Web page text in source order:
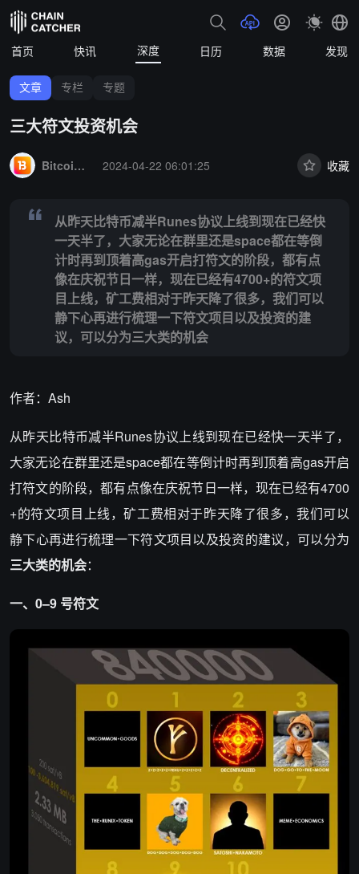
首页 快讯 深度 日历 数据 发现
文章 专栏 专题
三大符文投资机会
BitcoinSquare
2024-04-22 06:01:25 收藏
从昨天比特币减半Runes协议上线到现在已经快
一天半了，大家无论在群里还是space都在等倒
计时再到顶着高gas开启打符文的阶段，都有点
像在庆祝节日一样，现在已经有4700+的符文项
目上线，矿工费相对于昨天降了很多，我们可以
静下心再进行梳理一下符文项目以及投资的建
议，可以分为三大类的机会
作者：Ash
从昨天比特币减半Runes协议上线到现在已经快一天半了，
大家无论在群里还是space都在等倒计时再到顶着高gas开启
打符文的阶段，都有点像在庆祝节日一样，现在已经有4700
+的符文项目上线，矿工费相对于昨天降了很多，我们可以
静下心再进行梳理一下符文项目以及投资的建议，可以分为
三大类的机会：
一、0–9 号符文